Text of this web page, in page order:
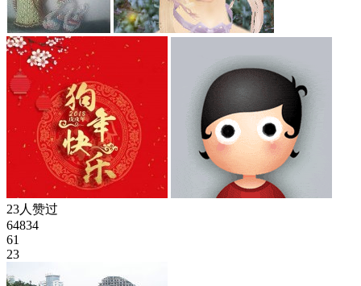
23人赞过
64834
61
23